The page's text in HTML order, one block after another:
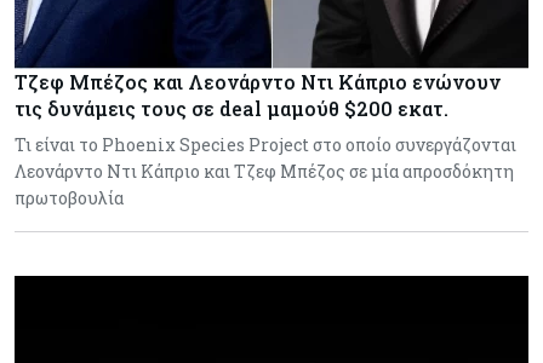
Τζεφ Μπέζος και Λεονάρντο Ντι Κάπριο ενώνουν
τις δυνάμεις τους σε deal μαμούθ $200 εκατ.
Τι είναι το Phoenix Species Project στο οποίο συνεργάζονται
Λεονάρντο Ντι Κάπριο και Τζεφ Μπέζος σε μία απροσδόκητη
πρωτοβουλία